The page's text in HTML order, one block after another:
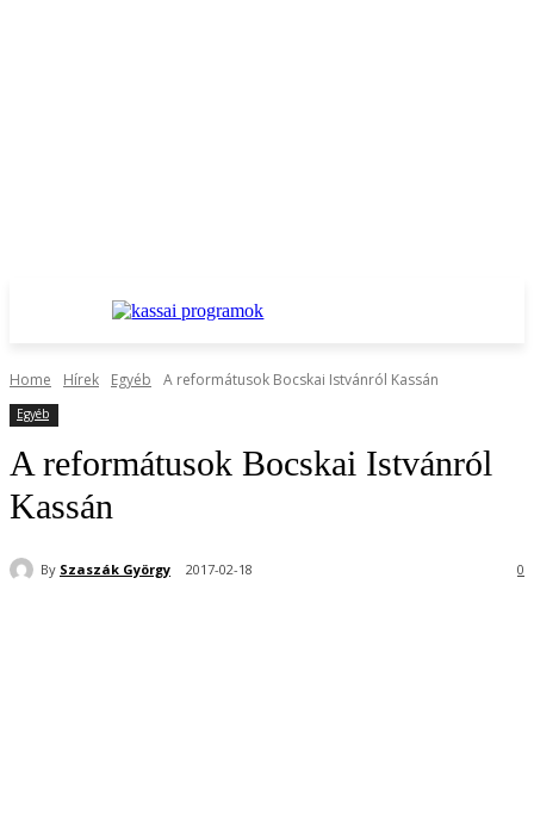
Home Hírek Egyéb A reformátusok Bocskai Istvánról Kassán
Egyéb
A reformátusok Bocskai Istvánról
Kassán
By Szaszák György 2017-02-18 0